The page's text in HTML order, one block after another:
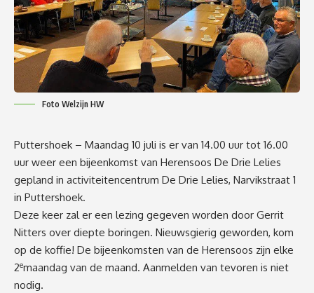
Foto Welzijn HW
Puttershoek – Maandag 10 juli is er van 14.00 uur tot 16.00
uur weer een bijeenkomst van Herensoos De Drie Lelies
gepland in activiteitencentrum De Drie Lelies, Narvikstraat 1
in Puttershoek.
Deze keer zal er een lezing gegeven worden door Gerrit
Nitters over diepte boringen. Nieuwsgierig geworden, kom
op de koffie! De bijeenkomsten van de Herensoos zijn elke
2emaandag van de maand. Aanmelden van tevoren is niet
nodig.